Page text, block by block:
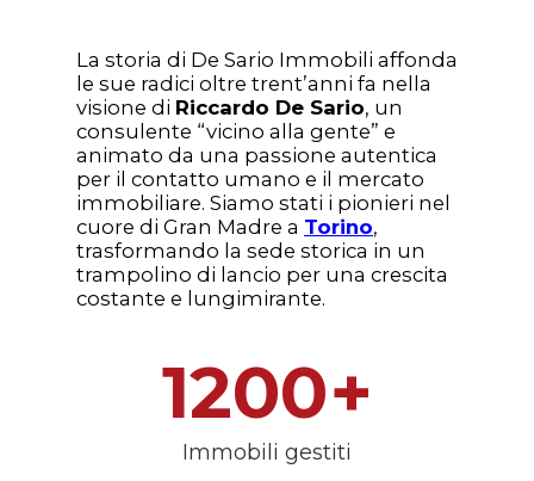
La storia di De Sario Immobili affonda
le sue radici oltre trent’anni fa nella
visione di Riccardo De Sario, un
consulente “vicino alla gente” e
animato da una passione autentica
per il contatto umano e il mercato
immobiliare. Siamo stati i pionieri nel
cuore di Gran Madre a Torino,
trasformando la sede storica in un
trampolino di lancio per una crescita
costante e lungimirante.
1200+
Immobili gestiti